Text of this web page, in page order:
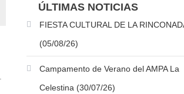
ÚLTIMAS NOTICIAS
FIESTA CULTURAL DE LA
(05/08/26)
Campamento de Verano del AMPA La
Celestina (30/07/26)